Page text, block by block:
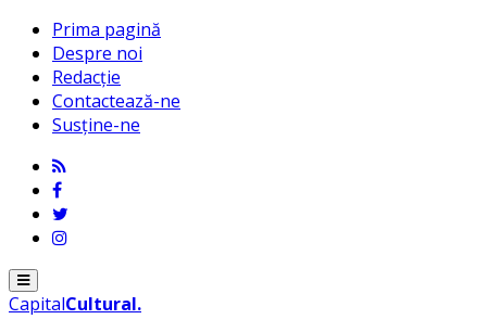
Prima pagină
Despre noi
Redacție
Contactează-ne
Susține-ne
Menu
CapitalCultural.